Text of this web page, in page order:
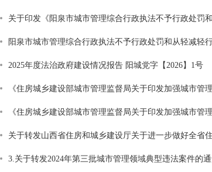
关于印发《阳泉市城市管理综合行政执法不予行政处罚
阳泉市城市管理综合行政执法不予行政处罚和从轻减轻
2025年度法治政府建设情况报告 阳城党字【2026】1号
《住房城乡建设部城市管理监督局关于印发加强城市管
《住房城乡建设部城市管理监督局关于印发加强城市管
关于转发山西省住房和城乡建设厅关于进一步做好全省
3.关于转发2024年第三批城市管理领域典型违法案件的